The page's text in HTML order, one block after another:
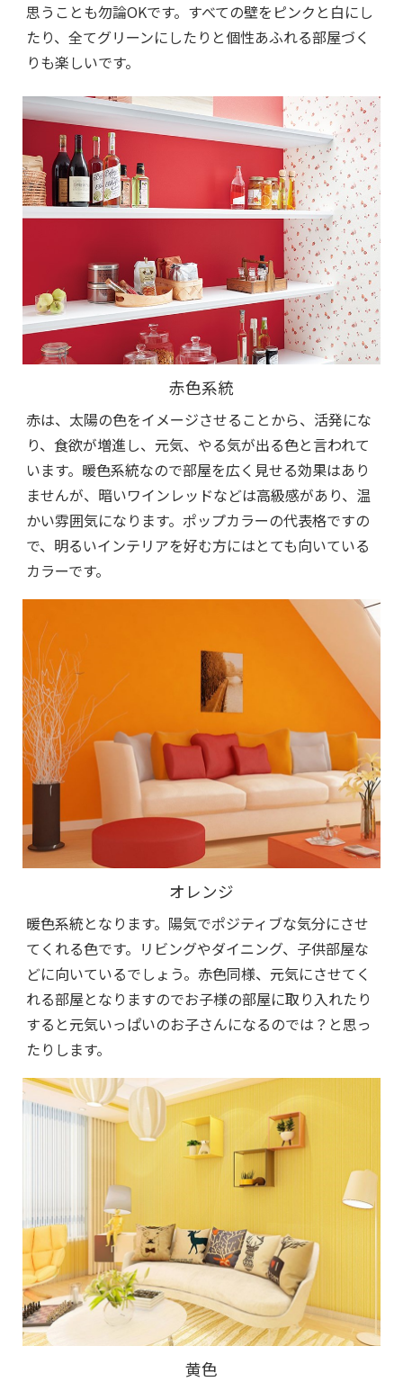
思うことも勿論OKです。すべての壁をピンクと白にし
たり、全てグリーンにしたりと個性あふれる部屋づく
りも楽しいです。
赤色系統
赤は、太陽の色をイメージさせることから、活発にな
り、食欲が増進し、元気、やる気が出る色と言われて
います。暖色系統なので部屋を広く見せる効果はあり
ませんが、暗いワインレッドなどは高級感があり、温
かい雰囲気になります。ポップカラーの代表格ですの
で、明るいインテリアを好む方にはとても向いている
カラーです。
オレンジ
暖色系統となります。陽気でポジティブな気分にさせ
てくれる色です。リビングやダイニング、子供部屋な
どに向いているでしょう。赤色同様、元気にさせてく
れる部屋となりますのでお子様の部屋に取り入れたり
すると元気いっぱいのお子さんになるのでは？と思っ
たりします。
黄色